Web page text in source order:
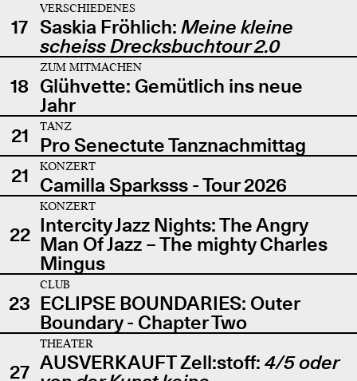
17
VERSCHIEDENES
Saskia Fröhlich: Meine kleine
scheiss Drecksbuchtour 2.0
18
ZUM MITMACHEN
Glühvette: Gemütlich ins neue
Jahr
21
TANZ
Pro Senectute Tanznachmittag
21
KONZERT
Camilla Sparksss - Tour 2026
22
KONZERT
Intercity Jazz Nights: The Angry
Man Of Jazz – The mighty Charles
Mingus
23
CLUB
ECLIPSE BOUNDARIES: Outer
Boundary - Chapter Two
27
THEATER
AUSVERKAUFT Zell:stoff: 4/5 oder